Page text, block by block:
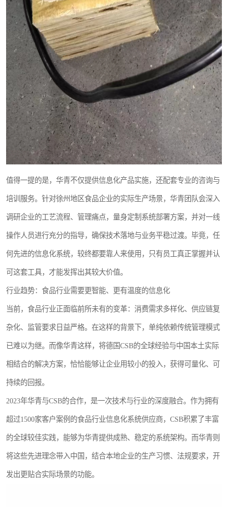
值得一提的是，华青不仅提供信息化产品实施，还配套专业的咨询与
培训服务。针对徐州地区食品企业的实际生产场景，华青团队会深入
调研企业的工艺流程、管理痛点，量身定制系统部署方案，并对一线
操作人员进行充分的指导，确保技术落地与业务平稳过渡。毕竟，任
何先进的信息化系统，较终都要靠人来使用，只有员工真正掌握并认
可这套工具，才能发挥出其较大价值。
行业趋势：食品行业需要更智能、更有温度的信息化
当前，食品行业正面临前所未有的变革：消费需求多样化、供应链复
杂化、监管要求日益严格。在这样的背景下，单纯依赖传统管理模式
已难以为继。而像华青这样，将德国CSB的全球经验与中国本土实际
相结合的解决方案，恰恰能够让企业用较小的投入，获得可量化、可
持续的回报。
2023年华青与CSB的合作，是一次技术与行业的深度融合。作为拥有
超过1500家客户案例的食品行业信息化系统供应商，CSB积累了丰富
的全球较佳实践，能够为华青提供成熟、稳定的系统架构。而华青则
将这些先进理念带入中国，结合本地企业的生产习惯、法规要求，开
发出更贴合实际场景的功能。